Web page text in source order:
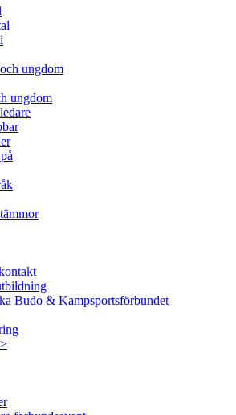
ungdom
ungdom
Budo & Kampsportsförbundet